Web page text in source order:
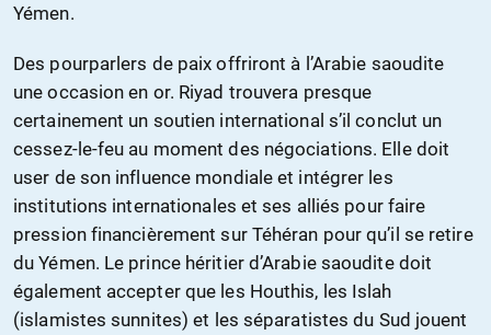
Yémen.
Des pourparlers de paix offriront à l’Arabie saoudite
une occasion en or. Riyad trouvera presque
certainement un soutien international s’il conclut un
cessez-le-feu au moment des négociations. Elle doit
user de son influence mondiale et intégrer les
institutions internationales et ses alliés pour faire
pression financièrement sur Téhéran pour qu’il se retire
du Yémen. Le prince héritier d’Arabie saoudite doit
également accepter que les Houthis, les Islah
(islamistes sunnites) et les séparatistes du Sud jouent